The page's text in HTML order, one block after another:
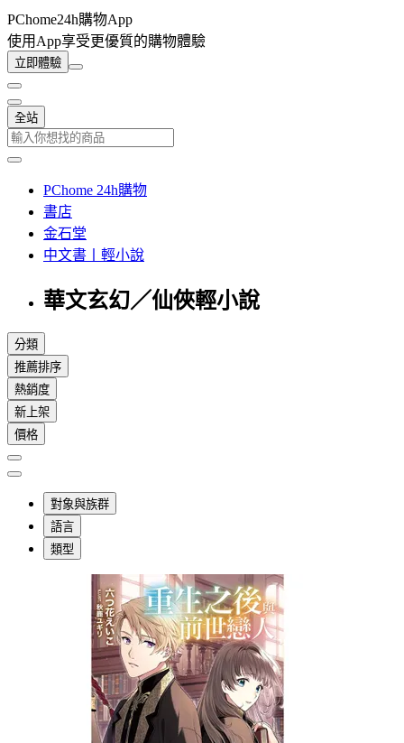
PChome24h購物App
使用App享受更優質的購物體驗
立即體驗
全站
PChome 24h購物
書店
金石堂
中文書丨輕小說
華文玄幻／仙俠輕小說
分類
推薦排序
熱銷度
新上架
價格
對象與族群
語言
類型